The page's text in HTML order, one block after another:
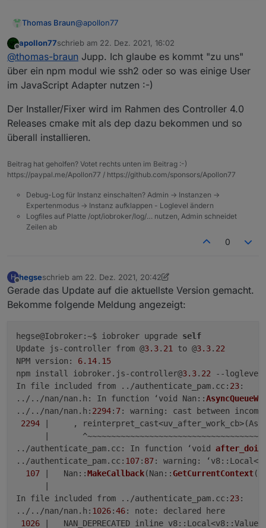
Thomas Braun@apollon77
Ja, cmake ist schon etwas 'exotisch'.
Offline
apollon77schrieb am 22. Dez. 2021, 16:02
zuletzt editiert von
@thomas-braun Jupp. Ich glaube es kommt "zu uns"
über ein npm modul wie ssh2 oder so was einige User
im JavaScript Adapter nutzen :-)
Der Installer/Fixer wird im Rahmen des Controller 4.0
Releases cmake mit als dep dazu bekommen und so
überall installieren.
Beitrag hat geholfen? Votet rechts unten im Beitrag :-)
https://paypal.me/Apollon77 / https://github.com/sponsors/Apollon77
Debug-Log für Instanz einschalten? Admin -> Instanzen ->
Expertenmodus -> Instanz aufklappen - Loglevel ändern
Logfiles auf Platte /opt/iobroker/log/… nutzen, Admin schneidet
Zeilen ab
0
H
Offline
hegseschrieb am 22. Dez. 2021, 20:42
zuletzt editiert von hegse
Gerade das Update auf die aktuellste Version gemacht.
Bekomme folgende Meldung angezeigt:
hegse@Iobroker:~$ iobroker upgrade self
Update js-controller from @3.3. 21 to @3.3. 22
NPM version: 6.14. 15
npm install iobroker.js-controller@3.3. 22 --
In file included from ../authenticate_pam.cc: 23:
../../nan/nan.h: In function ‘void Nan::
../../nan/nan.h: 2294: 7: warning: cast between
2294 |     ,
|
../authenticate_pam.cc: In function ‘void
../authenticate_pam.cc: 107: 87: warning:
107 |   Nan::MakeCallback(Nan:: GetCurrentContext()
In file included from ../authenticate_pam.cc: 23:
../../nan/nan.h: 1026:46: note: declared here
1026 |   NAN_DEPRECATED inline